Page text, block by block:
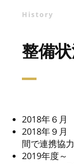
History
整備
2018年６月
2018年９月
間で連携協
2019年度～